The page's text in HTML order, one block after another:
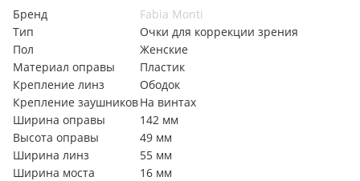
Бренд
Fabia Monti
Тип
Очки для коррекции зрения
Пол
Женские
Материал оправы
Пластик
Крепление линз
Ободок
Крепление заушниковНа винтах
Ширина оправы
142 мм
Высота оправы
49 мм
Ширина линз
55 мм
Ширина моста
16 мм